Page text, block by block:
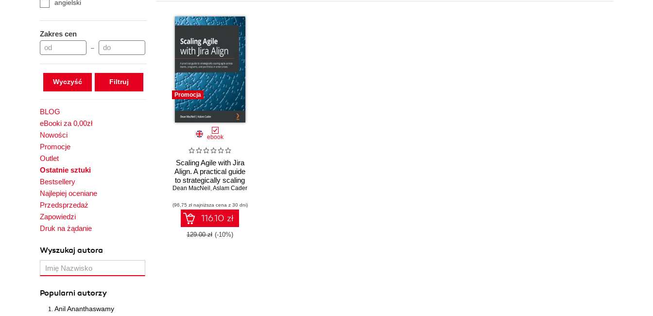
angielski
Zakres cen
–
Wyczyść
BLOG
eBooki za 0,00zł
Nowości
Promocje
Outlet
Ostatnie sztuki
Bestsellery
Najlepiej oceniane
Przedsprzedaż
Zapowiedzi
Druk na żądanie
Wyszukaj autora
Popularni autorzy
Anil Ananthaswamy
Promocja
ebook
Scaling Agile with Jira
Align. A practical guide
to strategically scaling
agile across teams,
portfolios in enterprises
Dean MacNeil ,Aslam Cader
(96,75 zł najniższa cena z 30 dni)
116.10 zł
129.00 zł (-10%)